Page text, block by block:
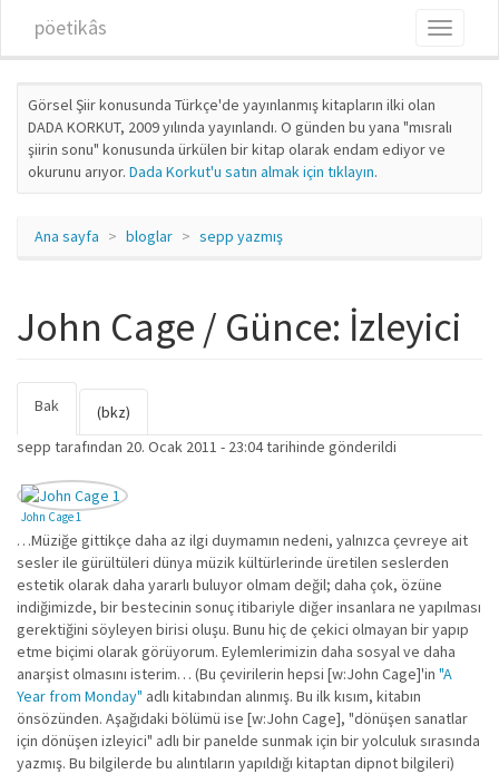
pöetikâs
Toggle
Görsel Şiir konusunda Türkçe'de yayınlanmış kitapların ilki olan
DADA KORKUT, 2009 yılında yayınlandı. O günden bu yana "mısralı
şiirin sonu" konusunda ürkülen bir kitap olarak endam ediyor ve
okurunu arıyor. Dada Korkut'u satın almak için tıklayın.
Ana sayfa bloglar sepp yazmış
John Cage / Günce: İzleyici
Birincil sekmeler
Bak
sekme)
(bkz)
sepp tarafından 20. Ocak 2011 - 23:04 tarihinde gönderildi
John Cage 1
…Müziğe gittikçe daha az ilgi duymamın nedeni, yalnızca çevreye ait
sesler ile gürültüleri dünya müzik kültürlerinde üretilen seslerden
estetik olarak daha yararlı buluyor olmam değil; daha çok, özüne
indiğimizde, bir bestecinin sonuç itibariyle diğer insanlara ne yapılması
gerektiğini söyleyen birisi oluşu. Bunu hiç de çekici olmayan bir yapıp
etme biçimi olarak görüyorum. Eylemlerimizin daha sosyal ve daha
anarşist olmasını isterim… (Bu çevirilerin hepsi [w:John Cage]'in "A
Year from Monday" adlı kitabından alınmış. Bu ilk kısım, kitabın
önsözünden. Aşağıdaki bölümü ise [w:John Cage], "dönüşen sanatlar
için dönüşen izleyici" adlı bir panelde sunmak için bir yolculuk sırasında
yazmış. Bu bilgilerde bu alıntıların yapıldığı kitaptan dipnot bilgileri)